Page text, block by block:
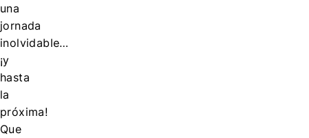
una
jornada
inolvidable…
¡y
hasta
la
próxima!
Que